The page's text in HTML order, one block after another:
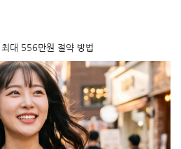
대 556만원 절약 방법